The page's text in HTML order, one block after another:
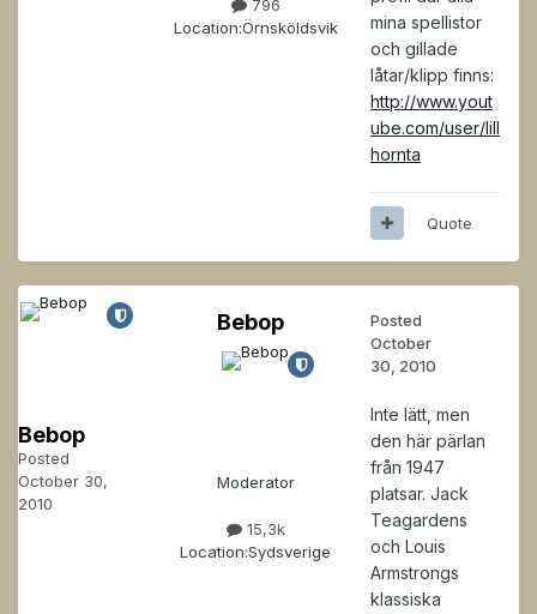
796
Location:Örnsköldsvik
mina spellistor
och gillade
låtar/klipp finns:
http://www.yout
ube.com/user/lill
hornta
Quote
Bebop
Posted
October 30,
2010
Bebop
Moderator
15,3k
Location:Sydsverige
Posted
October
30, 2010
Inte lätt, men
den här pärlan
från 1947
platsar. Jack
Teagardens
och Louis
Armstrongs
klassiska